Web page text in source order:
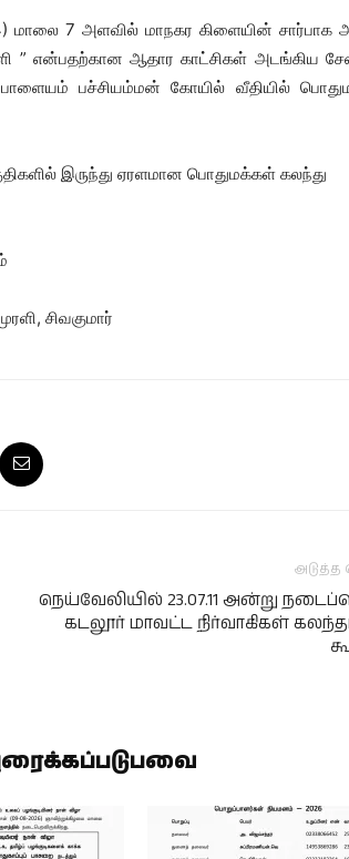
மாலை 7 அளவில் மாநகர கிளையின் சார்பாக
” என்பதற்கான ஆதார காட்சிகள் அடங்கிய
பச்சியம்மன் கோயில் வீதியில்
இருந்து ஏரளமான பொதுமக்கள் கலந்து
சிவகுமார்
அடுத்த
நெய்வேலியில் 23.07.11 அன்று
கடலூர் மாவட்ட நிர்வாகிகள்